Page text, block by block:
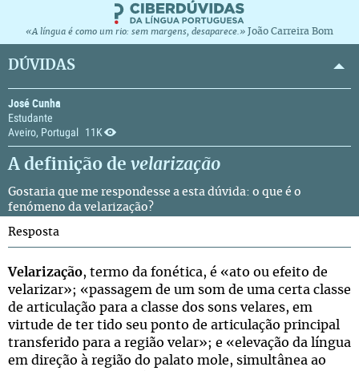
«A língua é como um rio: sem margens, desaparece.» João Carreira Bom
DÚVIDAS
José Cunha
Estudante
Aveiro, Portugal
11K
A definição de velarização
Gostaria que me respondesse a esta dúvida: o que é o
fenómeno da velarização?
Resposta
Velarização, termo da fonética, é «ato ou efeito de
velarizar»; «passagem de um som de uma certa classe
de articulação para a classe dos sons velares, em
virtude de ter tido seu ponto de articulação principal
transferido para a região velar»; e «elevação da língua
em direção à região do palato mole, simultânea ao